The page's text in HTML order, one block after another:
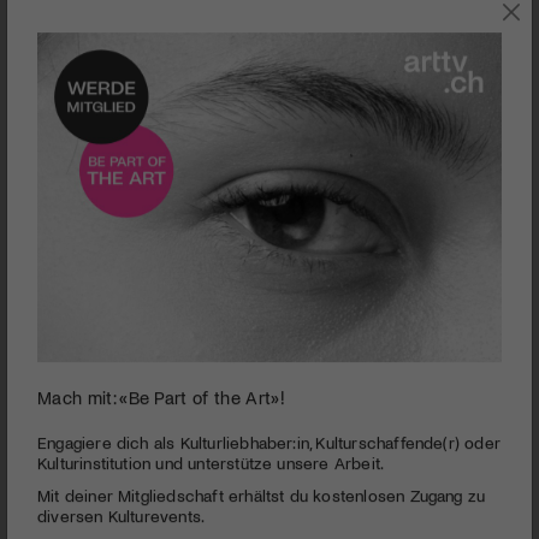
minutes,
17
seconds
Musik
Jungkunst zog beinahe 10‘000 Besucher an!
Engagiere dich als Kulturliebhaber:in, Kulturschaffende(r) oder
Mit deiner Mitgliedschaft erhältst du kostenlosen Zugang zu